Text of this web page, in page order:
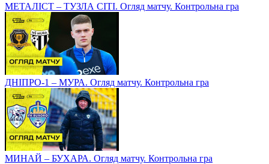
МЕТАЛІСТ – ТУЗЛА СІТІ. Огляд матчу. Контрольна гра
ДНІПРО-1 – МУРА. Огляд матчу. Контрольна гра
МИНАЙ – БУХАРА. Огляд матчу. Контрольна гра